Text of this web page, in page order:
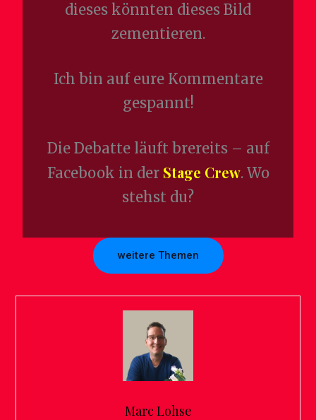
dieses könnten dieses Bild
zementieren.
Ich bin auf eure Kommentare
gespannt!
Die Debatte läuft brereits – auf
Facebook in der Stage Crew. Wo
stehst du?
weitere Themen
Marc Lohse